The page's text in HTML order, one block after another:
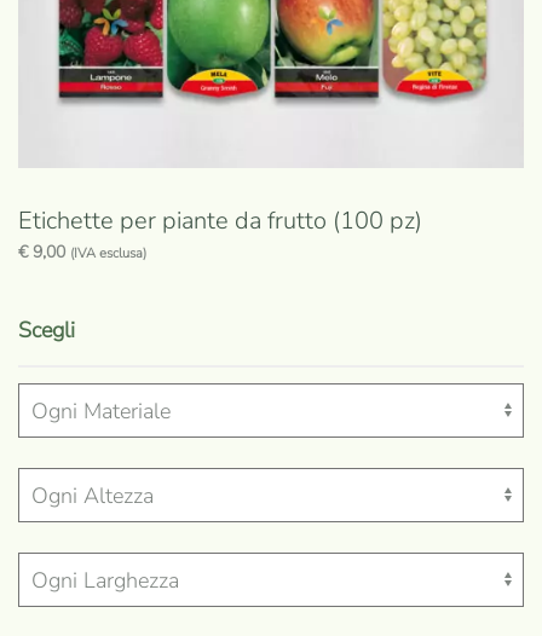
Etichette per piante da frutto (100 pz)
€9,00 (IVA esclusa)
Scegliprodotto
più
varianti.
Le
opzioni
possono
essere
scelte